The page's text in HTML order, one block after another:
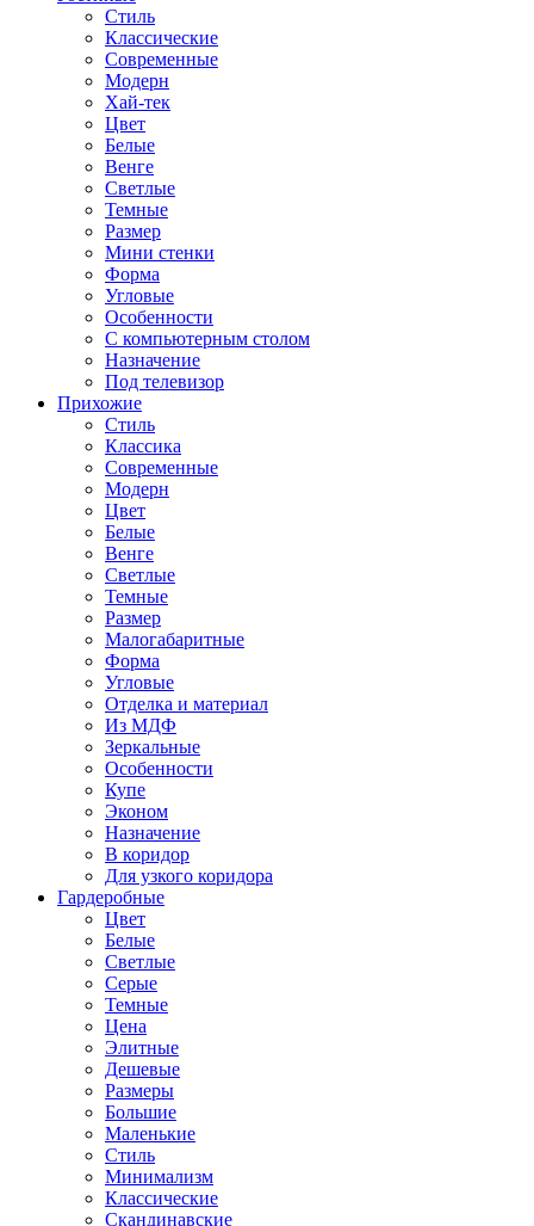
Стиль
Классические
Современные
Модерн
Хай-тек
Цвет
Белые
Венге
Светлые
Темные
Размер
Мини стенки
Форма
Угловые
Особенности
С компьютерным столом
Назначение
Под телевизор
Прихожие
Стиль
Классика
Современные
Модерн
Цвет
Белые
Венге
Светлые
Темные
Размер
Малогабаритные
Форма
Угловые
Отделка и материал
Из МДФ
Зеркальные
Особенности
Купе
Эконом
Назначение
В коридор
Для узкого коридора
Гардеробные
Цвет
Белые
Светлые
Серые
Темные
Цена
Элитные
Дешевые
Размеры
Большие
Маленькие
Стиль
Минимализм
Классические
Скандинавские